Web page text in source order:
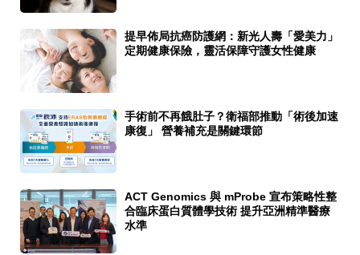
提早佈局抗癌防護網：新光人壽「愛美力」
定期健康保險，靈活保障守護女性健康
手術前不再餓肚子？衛福部推動「術後加速
康復」 營養補充是關鍵環節
ACT Genomics 與 mProbe 宣布策略性整
合臨床蛋白質體學技術 提升亞洲精準醫療
水準